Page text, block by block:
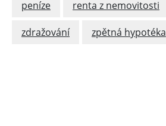
peníze renta z nemovitosti
zdražování zpětná hypotéka